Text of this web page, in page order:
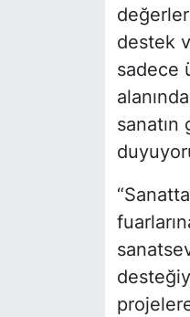
destek
sadece